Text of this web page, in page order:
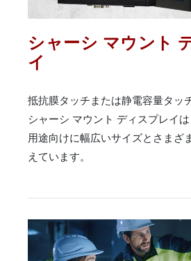
シャーシ マウント
イ
抵抗膜タッチまたは静電容量タッ
シャーシ マウント ディスプレイ
用途向けに幅広いサイズとさまざ
えています。